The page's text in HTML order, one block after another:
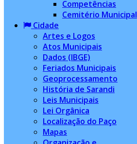
Competências
Cemitério Municipal
Cidade
Artes e Logos
Atos Municipais
Dados (IBGE)
Feriados Municipais
Geoprocessamento
História de Sarandi
Leis Municipais
Lei Orgânica
Localização do Paço
Mapas